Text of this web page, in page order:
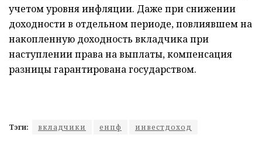
учетом уровня инфляции. Даже при снижении
доходности в отдельном периоде, повлиявшем на
накопленную доходность вкладчика при
наступлении права на выплаты, компенсация
разницы гарантирована государством.
Тэги: вкладчики енпф инвестдоход